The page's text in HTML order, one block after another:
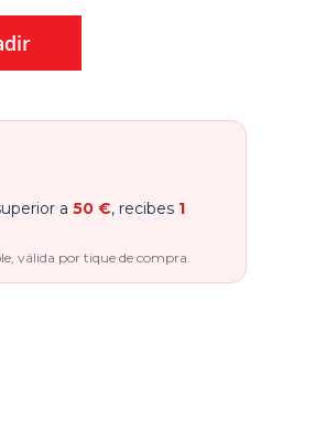
a 50 €, recibes 1
válida por tique de compra.